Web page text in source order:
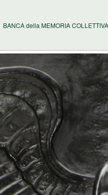
BANCA della MEMORIA